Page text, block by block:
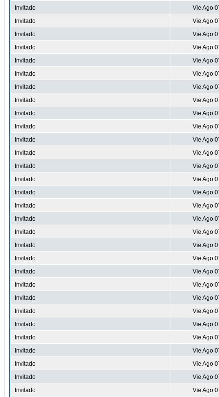
Invitado
Vie Ago
Invitado
Vie Ago
Invitado
Vie Ago
Invitado
Vie Ago
Invitado
Vie Ago
Invitado
Vie Ago
Invitado
Vie Ago
Invitado
Vie Ago
Invitado
Vie Ago
Invitado
Vie Ago
Invitado
Vie Ago
Invitado
Vie Ago
Invitado
Vie Ago
Invitado
Vie Ago
Invitado
Vie Ago
Invitado
Vie Ago
Invitado
Vie Ago
Invitado
Vie Ago
Invitado
Vie Ago
Invitado
Vie Ago
Invitado
Vie Ago
Invitado
Vie Ago
Invitado
Vie Ago
Invitado
Vie Ago
Invitado
Vie Ago
Invitado
Vie Ago
Invitado
Vie Ago
Invitado
Vie Ago
Invitado
Vie Ago
Invitado
Vie Ago